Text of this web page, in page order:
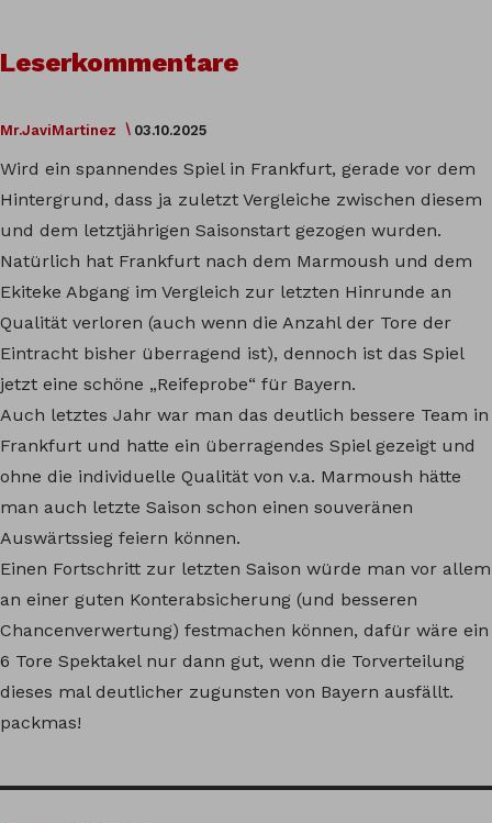
Leserkommentare
Mr.JaviMartinez 03.10.2025
Wird ein spannendes Spiel in Frankfurt, gerade vor dem
Hintergrund, dass ja zuletzt Vergleiche zwischen diesem
und dem letztjährigen Saisonstart gezogen wurden.
Natürlich hat Frankfurt nach dem Marmoush und dem
Ekiteke Abgang im Vergleich zur letzten Hinrunde an
Qualität verloren (auch wenn die Anzahl der Tore der
Eintracht bisher überragend ist), dennoch ist das Spiel
jetzt eine schöne „Reifeprobe“ für Bayern.
Auch letztes Jahr war man das deutlich bessere Team in
Frankfurt und hatte ein überragendes Spiel gezeigt und
ohne die individuelle Qualität von v.a. Marmoush hätte
man auch letzte Saison schon einen souveränen
Auswärtssieg feiern können.
Einen Fortschritt zur letzten Saison würde man vor allem
an einer guten Konterabsicherung (und besseren
Chancenverwertung) festmachen können, dafür wäre ein
6 Tore Spektakel nur dann gut, wenn die Torverteilung
dieses mal deutlicher zugunsten von Bayern ausfällt.
packmas!